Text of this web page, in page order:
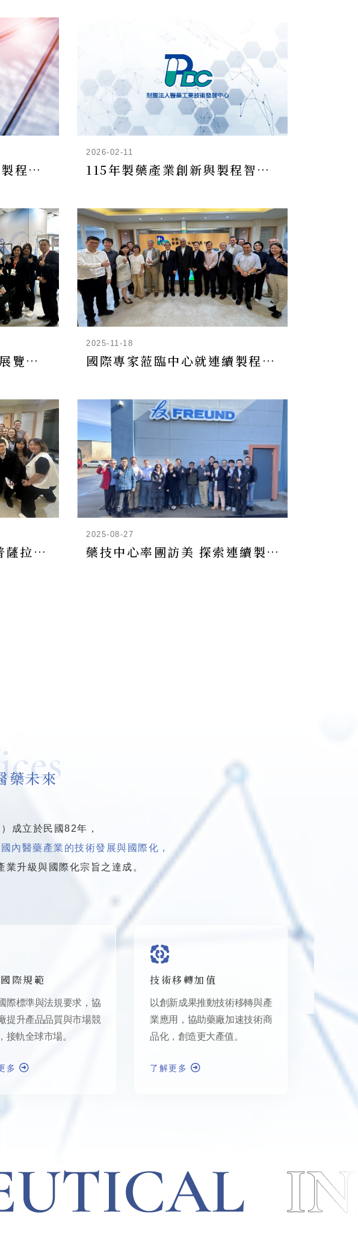
115年高值藥品發展與新製程技術拓展計畫-技術及法規輔導申請
2026-02-11
115年製藥產業創新與製程智慧化升級轉型計畫-技術及法規輔導申請
前進2025世界製藥原料展覽會！藥技中心率20家國內製藥廠洽談藥品國際合作外銷商機
2025-11-18
國際專家蒞臨中心就連續製程及相關議題進行交流
高雄醫學大學與瑞典烏普薩拉大學攜手參訪藥技中心 拓展國際藥學合作視野
2025-08-27
藥技中心率團訪美 探索連續製造技術 邁向製藥4.0新紀元
藥未來
成立於民國82年，
內醫藥產業的技術發展與國際化，
升級與國際化宗旨之達成。
際規範
際標準與法規要求，協
提升產品品質與市場競
接軌全球市場。
多
技術移轉加值
以創新成果推動技術移轉與產
業應用，協助藥廠加速技術商
品化，創造更大產值。
了解更多